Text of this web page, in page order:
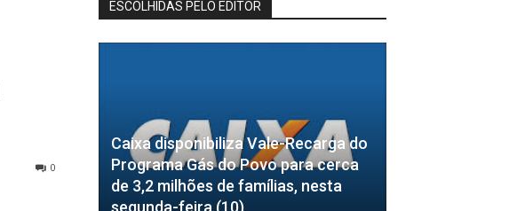
0
ESCOLHIDAS PELO EDITOR
Caixa disponibiliza Vale-Recarga do
Programa Gás do Povo para cerca
de 3,2 milhões de famílias, nesta